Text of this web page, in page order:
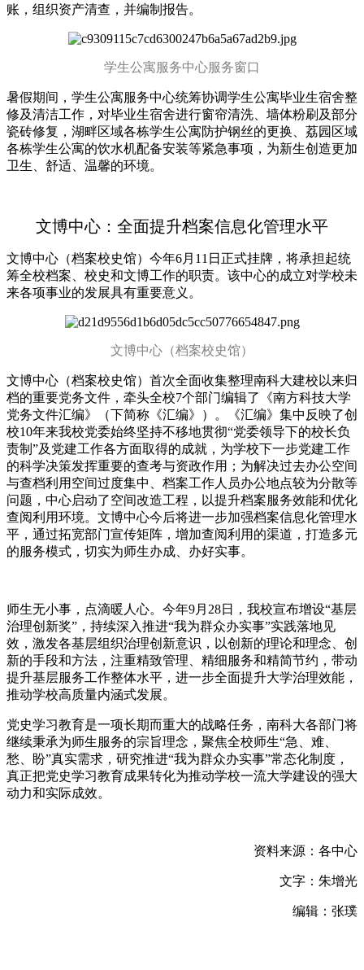
账，组织资产清查，并编制报告。
学生公寓服务中心服务窗口
暑假期间，学生公寓服务中心统筹协调学生公寓毕业生宿舍整
修及清洁工作，对毕业生宿舍进行窗帘清洗、墙体粉刷及部分
瓷砖修复，湖畔区域各栋学生公寓防护钢丝的更换、荔园区域
各栋学生公寓的饮水机配备安装等紧急事项，为新生创造更加
卫生、舒适、温馨的环境。
文博中心： 全面提升档案信息化管理水平
文博中心（档案校史馆）今年6月11日正式挂牌，将承担起统
筹全校档案、校史和文博工作的职责。该中心的成立对学校未
来各项事业的发展具有重要意义。
文博中心（档案校史馆）
文博中心（档案校史馆）首次全面收集整理南科大建校以来归
档的重要党务文件，牵头全校7个部门编辑了《南方科技大学
党务文件汇编》（下简称《汇编》）。《汇编》集中反映了创
校10年来我校党委始终坚持不移地贯彻“党委领导下的校长负
责制”及党建工作各方面取得的成就，为学校下一步党建工作
的科学决策发挥重要的查考与资政作用；为解决过去办公空间
与查档利用空间过度集中、档案工作人员办公地点较为分散等
问题，中心启动了空间改造工程，以提升档案服务效能和优化
查阅利用环境。文博中心今后将进一步加强档案信息化管理水
平，通过拓宽部门宣传矩阵，增加查阅利用的渠道，打造多元
的服务模式，切实为师生办成、办好实事。
师生无小事，点滴暖人心。今年9月28日，我校宣布增设“基层
治理创新奖”，持续深入推进“我为群众办实事”实践落地见
效，激发各基层组织治理创新意识，以创新的理论和理念、创
新的手段和方法，注重精致管理、精细服务和精简节约，带动
提升基层服务工作整体水平，进一步全面提升大学治理效能，
推动学校高质量内涵式发展。
党史学习教育是一项长期而重大的战略任务，南科大各部门将
继续秉承为师生服务的宗旨理念，聚焦全校师生“急、难、
愁、盼”真实需求，研究推进“我为群众办实事”常态化制度，
真正把党史学习教育成果转化为推动学校一流大学建设的强大
动力和实际成效。
资料来源：各中心
文字：朱增光
编辑：张璞